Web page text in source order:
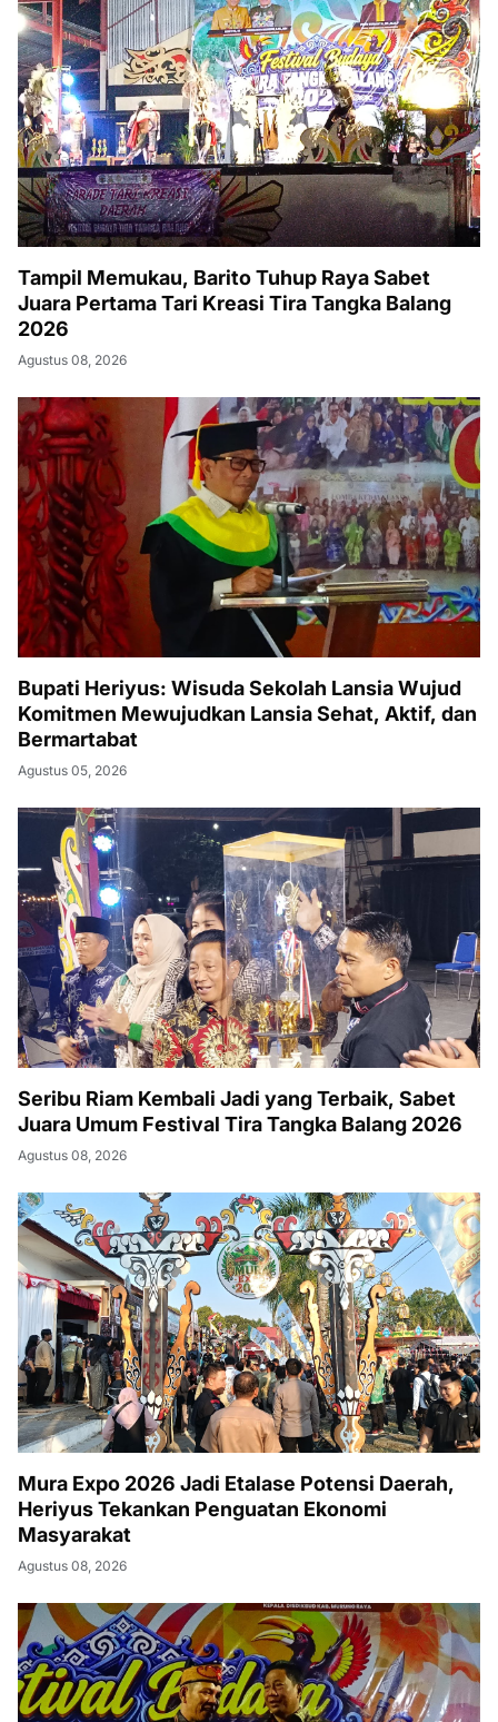
Tampil Memukau, Barito Tuhup Raya Sabet
Juara Pertama Tari Kreasi Tira Tangka Balang
2026
Agustus 08, 2026
Bupati Heriyus: Wisuda Sekolah Lansia Wujud
Komitmen Mewujudkan Lansia Sehat, Aktif, dan
Bermartabat
Agustus 05, 2026
Seribu Riam Kembali Jadi yang Terbaik, Sabet
Juara Umum Festival Tira Tangka Balang 2026
Agustus 08, 2026
Mura Expo 2026 Jadi Etalase Potensi Daerah,
Heriyus Tekankan Penguatan Ekonomi
Masyarakat
Agustus 08, 2026